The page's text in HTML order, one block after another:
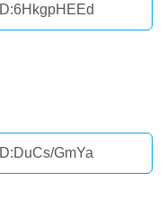
ID:6HkgpHEEd
ID:DuCs/GmYa